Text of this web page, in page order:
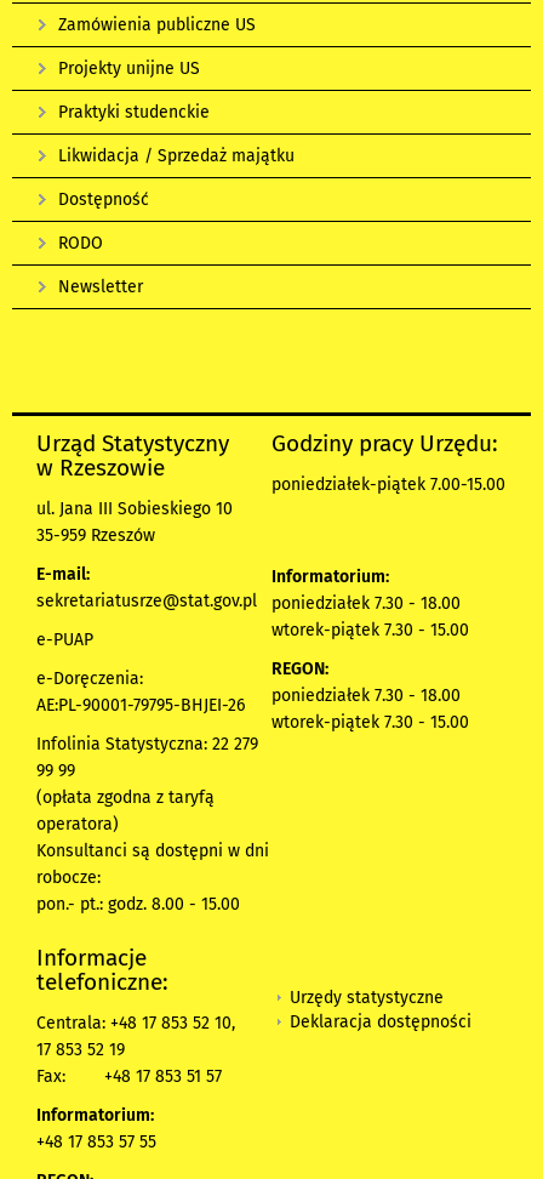
Zamówienia publiczne US
Projekty unijne US
Praktyki studenckie
Likwidacja / Sprzedaż majątku
Dostępność
RODO
Newsletter
Urząd Statystyczny
w Rzeszowie
ul. Jana III Sobieskiego 10
35-959 Rzeszów
E-mail:
sekretariatusrze@stat.gov.pl
e-PUAP
e-Doręczenia:
AE:PL-90001-79795-BHJEI-26
Infolinia Statystyczna: 22 279
99 99
(opłata zgodna z taryfą
operatora)
Konsultanci są dostępni w dni
robocze:
pon.- pt.: godz. 8.00 - 15.00
Godziny pracy Urzędu:
poniedziałek-piątek 7.00-15.00
Informatorium:
poniedziałek 7.30 - 18.00
wtorek-piątek 7.30 - 15.00
REGON:
poniedziałek 7.30 - 18.00
wtorek-piątek 7.30 - 15.00
Informacje
telefoniczne:
Centrala: +48 17 853 52 10,
17 853 52 19
Fax:
+48 17 853 51 57
Informatorium:
+48 17 853 57 55
Urzędy statystyczne
Deklaracja dostępności